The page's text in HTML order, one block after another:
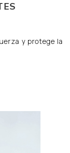
y protege la